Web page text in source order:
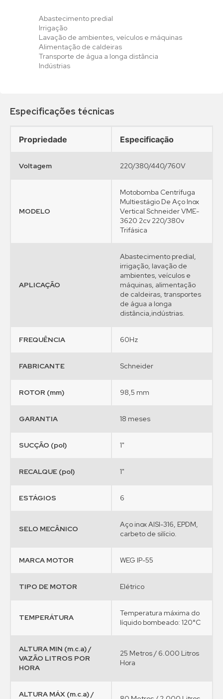
Abastecimento predial
Irrigação
Lavação de ambientes, veículos e máquinas
Alimentação de caldeiras
Transporte de água a longa distância
Indústrias
Especificações técnicas
Propriedade Especificação
Voltagem 220/380/440/760V
MODELO
Motobomba Centrífuga
Multiestágio De Aço Inox
Vertical Schneider VME-
3620 2cv 220/380v
Trifásica
APLICAÇÃO
Abastecimento predial,
irrigação, lavação de
ambientes, veículos e
máquinas, alimentação
de caldeiras, transportes
de água a longa
distância,indústrias.
FREQUÊNCIA 60Hz
FABRICANTE Schneider
ROTOR (mm) 98,5 mm
GARANTIA 18 meses
SUCÇÃO (pol) 1"
RECALQUE (pol) 1"
ESTÁGIOS 6
SELO MECÂNICO
Aço inox AISI-316, EPDM,
carbeto de silício.
MARCA MOTOR WEG IP-55
TIPO DE MOTOR Elétrico
TEMPERÁTURA
Temperatura máxima do
líquido bombeado: 120°C
ALTURA MIN (m.c.a) /
VAZÃO LITROS POR
HORA
25 Metros / 6.000 Litros
Hora
ALTURA MÁX (m.c.a) /